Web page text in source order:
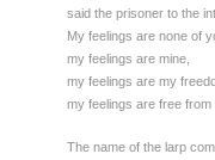
said the prisoner to the
My feelings are none of
my feelings are mine,
my feelings are my
my feelings are free
The name of the larp